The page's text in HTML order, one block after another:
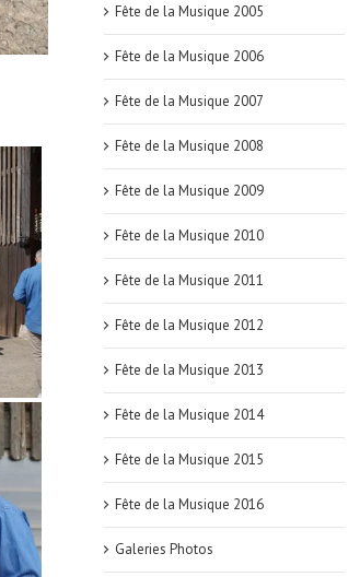
Fête de la Musique 2005
Fête de la Musique 2006
Fête de la Musique 2007
Fête de la Musique 2008
Fête de la Musique 2009
Fête de la Musique 2010
Fête de la Musique 2011
Fête de la Musique 2012
Fête de la Musique 2013
Fête de la Musique 2014
Fête de la Musique 2015
Fête de la Musique 2016
Galeries Photos